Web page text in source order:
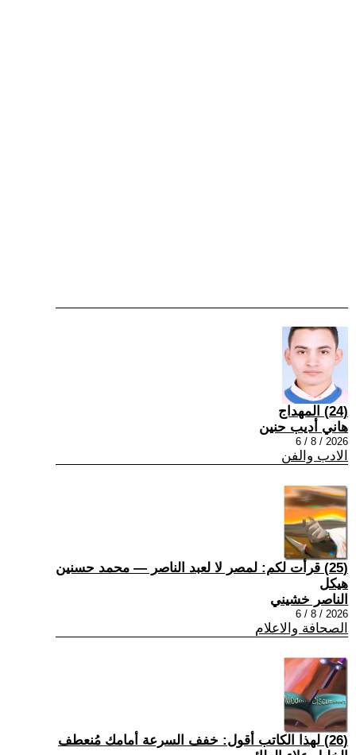
(24) المهداج
هاني أديب حنين
2026 / 8 / 6
الادب والفن
(25) قرأت لكم: لمصر لا لعبد الناصر — محمد حسنين
هيكل
الناصر خشيني
2026 / 8 / 6
الصحافة والاعلام
(26) لهذا الكاتب أقول: خفف السرعة أمامك مُنعطف